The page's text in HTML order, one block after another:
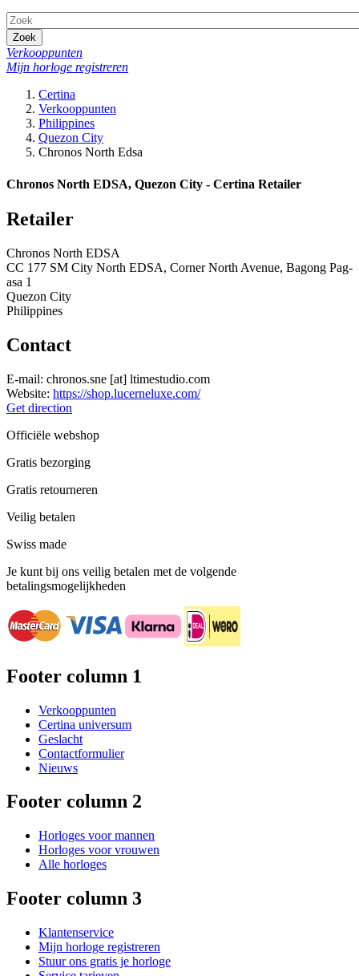
Zoek
Verkooppunten
Mijn horloge registreren
Certina
Verkooppunten
Philippines
Quezon City
Chronos North Edsa
Chronos North EDSA, Quezon City - Certina Retailer
Retailer
Chronos North EDSA
CC 177 SM City North EDSA, Corner North Avenue, Bagong Pag-
asa 1
Quezon City
Philippines
Contact
E-mail: chronos.sne [at] ltimestudio.com
Website: https://shop.lucerneluxe.com/
Get direction
Officiële webshop
Gratis bezorging
Gratis retourneren
Veilig betalen
Swiss made
Je kunt bij ons veilig betalen met de volgende
betalingsmogelijkheden
Footer column 1
Verkooppunten
Certina universum
Geslacht
Contactformulier
Nieuws
Footer column 2
Horloges voor mannen
Horloges voor vrouwen
Alle horloges
Footer column 3
Klantenservice
Mijn horloge registreren
Stuur ons gratis je horloge